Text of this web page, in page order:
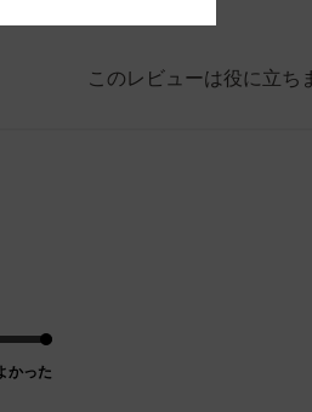
このレビューは役に立ち
かった